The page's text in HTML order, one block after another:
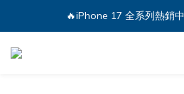
🔥iPhone 17 全系列熱銷
💕加入Q哥 Line 新好友
🔥iPhone 17 全系列熱銷